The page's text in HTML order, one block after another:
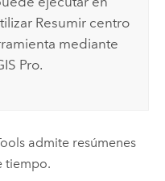
Resumir centro
mediante
Pro.
admite resúmenes
tiempo.